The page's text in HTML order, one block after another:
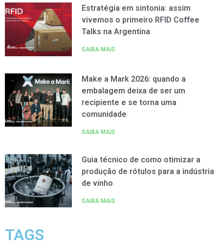
Estratégia em sintonia: assim
vivemos o primeiro RFID Coffee
Talks na Argentina
SAIBA MAIS
Make a Mark 2026: quando a
embalagem deixa de ser um
recipiente e se torna uma
comunidade
SAIBA MAIS
Guia técnico de como otimizar a
produção de rótulos para a indústria
de vinho
SAIBA MAIS
TAGS